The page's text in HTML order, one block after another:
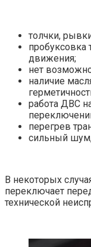
толчки,
пробуксовка
движения;
нет
наличие
работа ДВС
перегрев
сильный
В некоторых
переключает
технической